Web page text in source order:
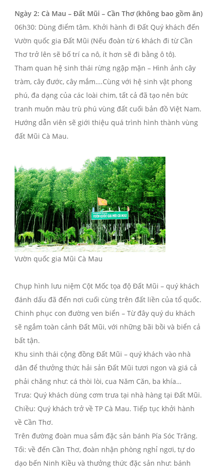
Ngày 2: Cà Mau – Đất Mũi – Cần Thơ (không bao gồm ăn)
06h30: Dùng điểm tâm. Khởi hành đi Đất Quý khách đến
Vườn quốc gia Đất Mũi (Nếu đoàn từ 6 khách đi từ Cần
Thơ trở lên sẽ bố trí ca nô, ít hơn sẽ đi bằng ô tô).
Tham quan hệ sinh thái rừng ngập mặn – Hình ảnh cây
tràm, cây đước, cây mắm….Cùng với hệ sinh vật phong
phú, đa dạng của các loài chim, tất cả đã tạo nên bức
tranh muôn màu trù phú vùng đất cuối bản đồ Việt Nam.
Hướng dẫn viên sẽ giới thiệu quá trình hình thành vùng
đất Mũi Cà Mau.
Vườn quốc gia Mũi Cà Mau
Chụp hình lưu niệm Cột Mốc tọa độ Đất Mũi – quý khách
đánh dấu đã đến nơi cuối cùng trên đất liền của tổ quốc.
Chinh phục con đường ven biển – Từ đây quý du khách
sẽ ngắm toàn cảnh Đất Mũi, với những bãi bồi và biển cả
bất tận.
Khu sinh thái cộng đồng Đất Mũi – quý khách vào nhà
dân để thưởng thức hải sản Đất Mũi tươi ngon và giá cả
phải chăng như: cá thòi lòi, cua Năm Căn, ba khía…
Trưa: Quý khách dùng cơm trưa tại nhà hàng tại Đất Mũi.
Chiều: Quý khách trở về TP Cà Mau. Tiếp tục khởi hành
về Cần Thơ.
Trên đường đoàn mua sắm đặc sản bánh Pía Sóc Trăng.
Tối: về đến Cần Thơ, đoàn nhận phòng nghỉ ngơi, tự do
dạo bến Ninh Kiều và thưởng thức đặc sản như: bánh